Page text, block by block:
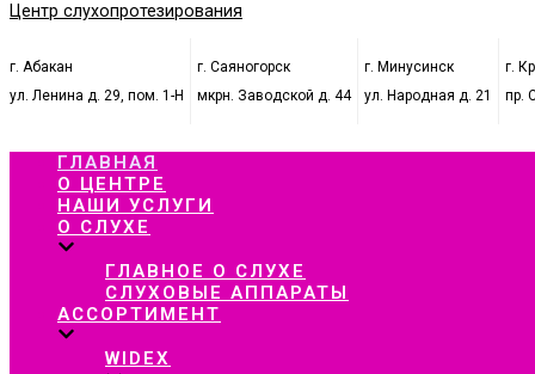
Центр слухопротезирования
г. Абакан
ул. Ленина д. 29, пом. 1-Н
г. Саяногорск
мкрн. Заводской д. 44
г. Минусинск
ул. Народная д. 21
г.
пр.
ГЛАВНАЯ
О ЦЕНТРЕ
НАШИ УСЛУГИ
О СЛУХЕ
ГЛАВНОЕ О СЛУХЕ
СЛУХОВЫЕ АППАРАТЫ
АССОРТИМЕНТ
WIDEX